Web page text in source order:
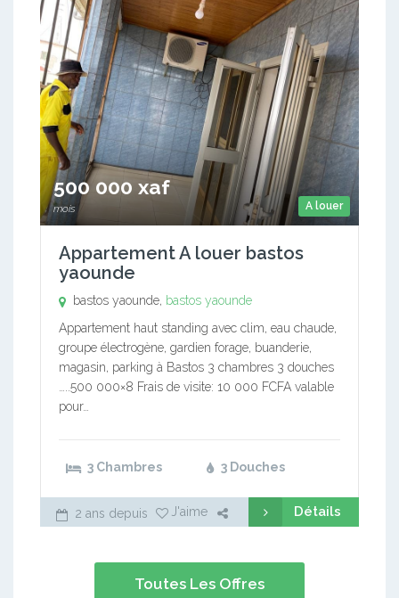
A louer
500 000 xaf
mois
Appartement A louer bastos
yaounde
bastos yaounde, bastos yaounde
Appartement haut standing avec clim, eau chaude,
groupe électrogène, gardien forage, buanderie,
magasin, parking à Bastos 3 chambres 3 douches
…..500 000×8 Frais de visite: 10 000 FCFA valable
pour…
3 Chambres 3 Douches
2 ans depuis J'aime Détails
Toutes Les Offres